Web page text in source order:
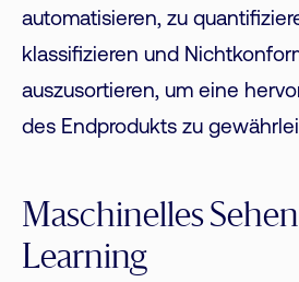
automatisieren, zu
klassifizieren und
auszusortieren, um eine
des Endprodukts zu
Maschinelles
Learning